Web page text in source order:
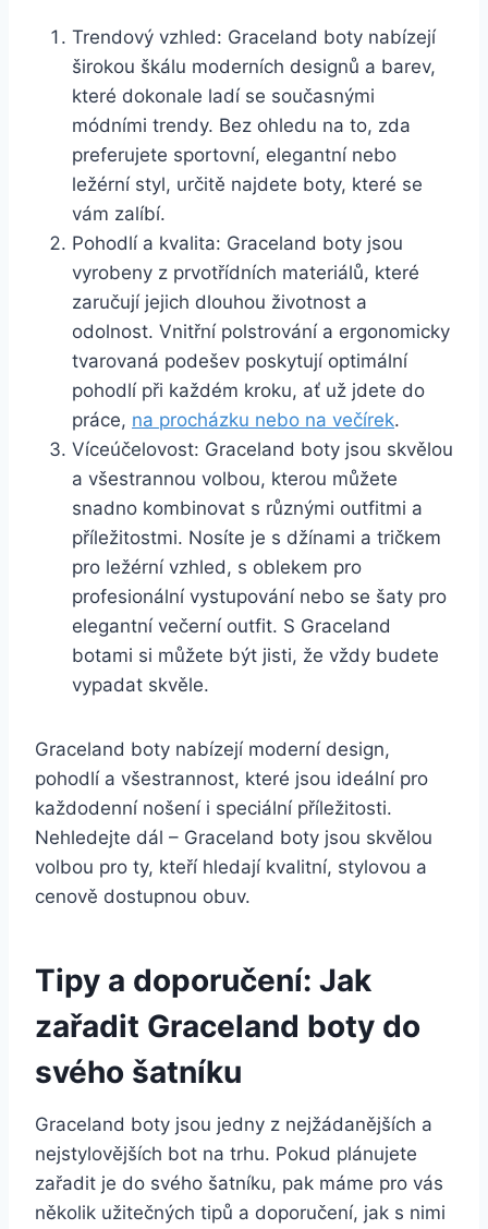
Trendový ⁤vzhled: Graceland ⁤boty nabízejí
⁤širokou škálu ⁣moderních designů​ a barev,
⁢které dokonale ladí se současnými
módními trendy. Bez ohledu ⁣na to, zda⁤
preferujete sportovní, elegantní nebo ​
ležérní styl, určitě najdete boty, které se
vám ⁣zalíbí.
Pohodlí​ a kvalita: Graceland boty jsou
vyrobeny z prvotřídních materiálů, které
zaručují ⁤jejich dlouhou‍ životnost a
odolnost. ⁤Vnitřní polstrování a ergonomicky
tvarovaná podešev poskytují optimální
pohodlí při každém kroku, ať⁢ už jdete do
práce, na⁢ procházku nebo⁤ na ​večírek.
Víceúčelovost:‌ Graceland⁣ boty⁤ jsou skvělou⁢
a všestrannou volbou,⁢ kterou můžete
⁤snadno ‌kombinovat s ‌různými‍ outfitmi⁣ a
příležitostmi.⁢ Nosíte je s džínami‌ a‍ tričkem
pro ležérní vzhled, s ‍oblekem pro
profesionální vystupování nebo se šaty ‍pro
elegantní večerní outfit. S ⁣Graceland
botami si můžete být jisti, že vždy budete
vypadat ‍skvěle.
Graceland boty nabízejí moderní ‌design,
pohodlí a všestrannost, ⁢které⁣ jsou ideální pro
každodenní nošení i ⁤speciální ‍příležitosti.
Nehledejte dál – Graceland ‌boty jsou skvělou
volbou pro ty, kteří hledají kvalitní, stylovou a
cenově dostupnou ⁣obuv.
Tipy a doporučení: Jak
⁤zařadit Graceland boty ‌do
svého šatníku
Graceland boty⁢ jsou ‍jedny z nejžádanějších a
nejstylovějších bot na ⁢trhu. Pokud plánujete
zařadit‍ je do svého ​šatníku, pak ⁣máme⁣ pro vás
několik užitečných tipů a doporučení, jak s nimi